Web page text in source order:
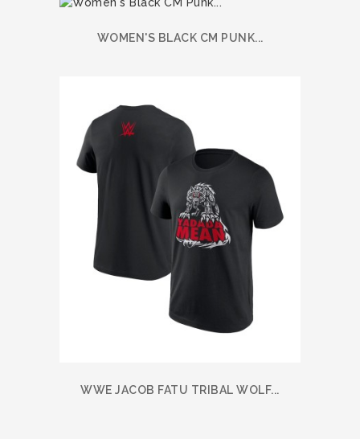
WOMEN'S BLACK CM PUNK...
WWE JACOB FATU TRIBAL WOLF...